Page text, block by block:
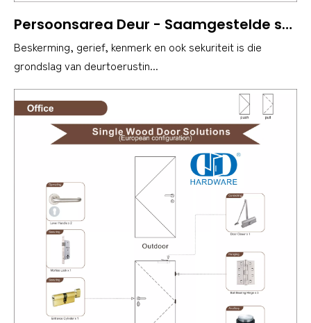
Persoonsarea Deur - Saamgestelde soort houtdeur - Nie-brandgegradeer - Europese vereiste
Beskerming, gerief, kenmerk en ook sekuriteit is die
grondslag van deurtoerustin...